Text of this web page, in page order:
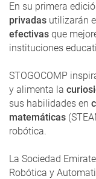
En su primera
privadas utilizarán
efectivas que
instituciones
STOGOCOMP
y alimenta la
sus habilidades en
matemáticas
robótica.
La Sociedad
Robótica y